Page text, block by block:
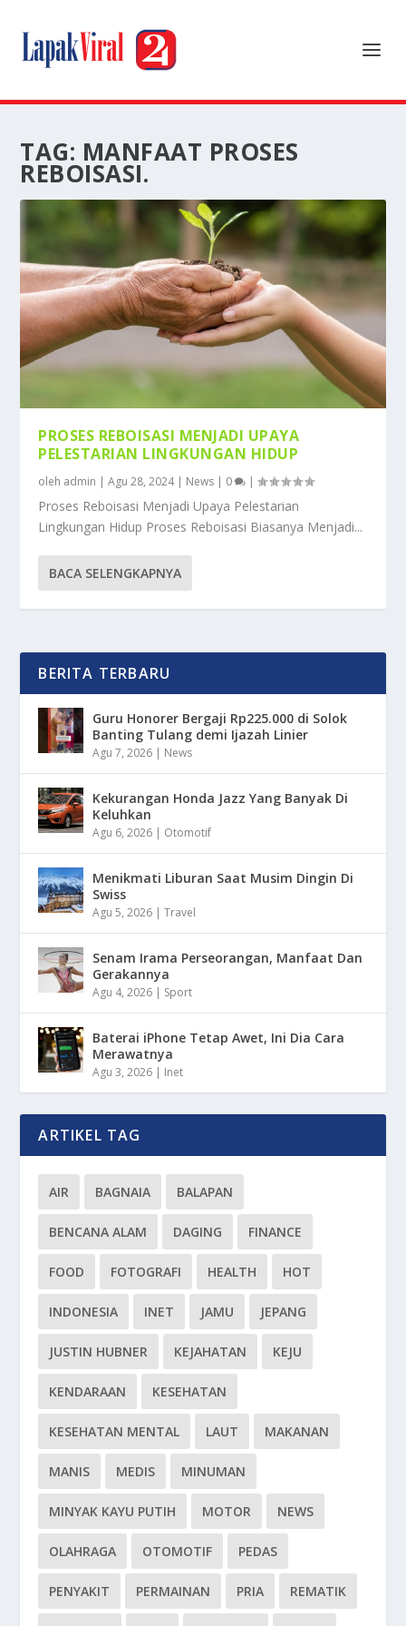
TAG: MANFAAT PROSES
REBOISASI.
PROSES REBOISASI MENJADI UPAYA
PELESTARIAN LINGKUNGAN HIDUP
oleh admin |Agu 28, 2024| News | 0 |
Proses Reboisasi Menjadi Upaya Pelestarian
Lingkungan Hidup Proses Reboisasi Biasanya Menjadi...
BACA SELENGKAPNYA
BERITA TERBARU
Guru Honorer Bergaji Rp225.000 di Solok
Banting Tulang demi Ijazah Linier
Agu 7, 2026 | News
Kekurangan Honda Jazz Yang Banyak Di
Keluhkan
Agu 6, 2026 | Otomotif
Menikmati Liburan Saat Musim Dingin Di
Swiss
Agu 5, 2026 |Travel
Senam Irama Perseorangan, Manfaat Dan
Gerakannya
Agu 4, 2026 | Sport
Baterai iPhone Tetap Awet, Ini Dia Cara
Merawatnya
Agu 3, 2026 | Inet
ARTIKEL TAG
AIR BAGNAIA BALAPAN
BENCANA ALAM DAGING FINANCE
FOOD FOTOGRAFI HEALTH HOT
INDONESIA INET JAMU JEPANG
JUSTIN HUBNER KEJAHATAN KEJU
KENDARAAN KESEHATAN
KESEHATAN MENTAL LAUT MAKANAN
MANIS MEDIS MINUMAN
MINYAK KAYU PUTIH MOTOR NEWS
OLAHRAGA OTOMOTIF PEDAS
PENYAKIT PERMAINAN PRIA REMATIK